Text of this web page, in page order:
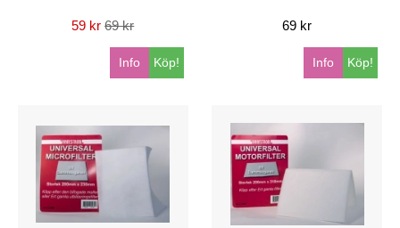
59 kr 69 kr
Köp!
Info
69 kr
Köp!
Info